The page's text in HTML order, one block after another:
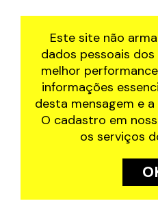
Este site não
dados pessoais dos
melhor
informações
desta mensagem e
O cadastro em
os serviços